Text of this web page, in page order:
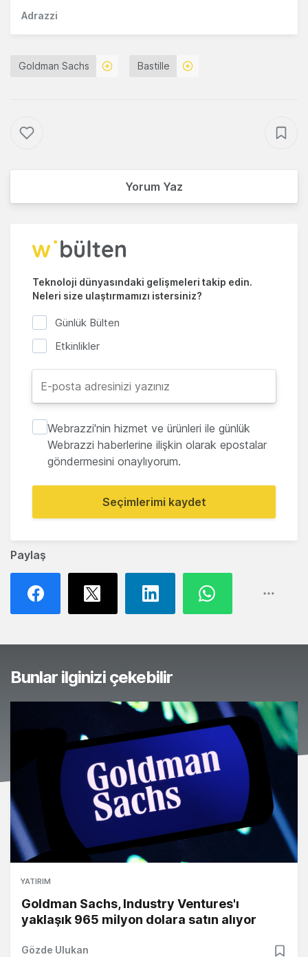
Paylaş
Adrazzi
Goldman Sachs Bastille
Yorum Yaz
Teknoloji dünyasındaki gelişmeleri takip edin.
Neleri size ulaştırmamızı istersiniz?
Günlük Bülten
Etkinlikler
Webrazzi'nin hizmet ve ürünleri ile günlük
Webrazzi haberlerine ilişkin olarak epostalar
göndermesini onaylıyorum.
Seçimlerimi kaydet
Bunlar ilginizi çekebilir
YATIRIM
Goldman Sachs, Industry Ventures'ı
yaklaşık 965 milyon dolara satın alıyor
Gözde Ulukan